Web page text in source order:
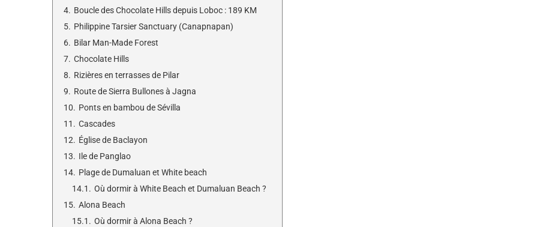
4. Boucle des Chocolate Hills depuis Loboc : 189 KM
5. Philippine Tarsier Sanctuary (Canapnapan)
6. Bilar Man-Made Forest
7. Chocolate Hills
8. Rizières en terrasses de Pilar
9. Route de Sierra Bullones à Jagna
10. Ponts en bambou de Sévilla
11. Cascades
12. Église de Baclayon
13. Ile de Panglao
14. Plage de Dumaluan et White beach
14.1. Où dormir à White Beach et Dumaluan Beach ?
15. Alona Beach
15.1. Où dormir à Alona Beach ?